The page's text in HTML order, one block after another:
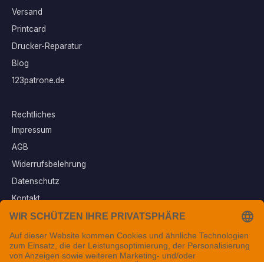
Versand
Printcard
Drucker-Reparatur
Blog
123patrone.de
Rechtliches
Impressum
AGB
Widerrufsbelehrung
Datenschutz
Kontakt
Vertrag widerrufen